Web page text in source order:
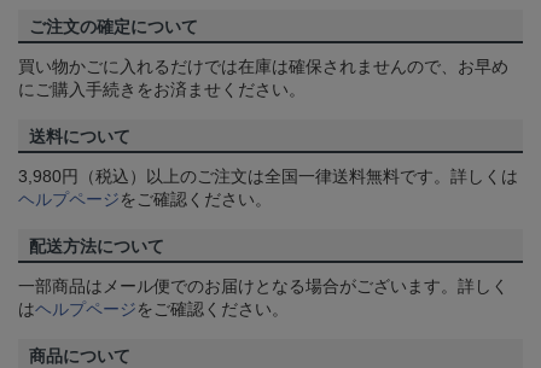
ご注文の確定について
買い物かごに入れるだけでは在庫は確保されませんので、お早め
にご購入手続きをお済ませください。
送料について
3,980円（税込）以上のご注文は全国一律送料無料です。詳しくは
ヘルプページをご確認ください。
配送方法について
一部商品はメール便でのお届けとなる場合がございます。詳しく
はヘルプページをご確認ください。
商品について